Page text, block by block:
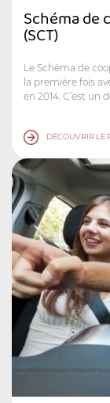
Schéma
(SCT)
Le Schéma de
la première fois
en 2014. C’est un
DÉCOUVRIR LE